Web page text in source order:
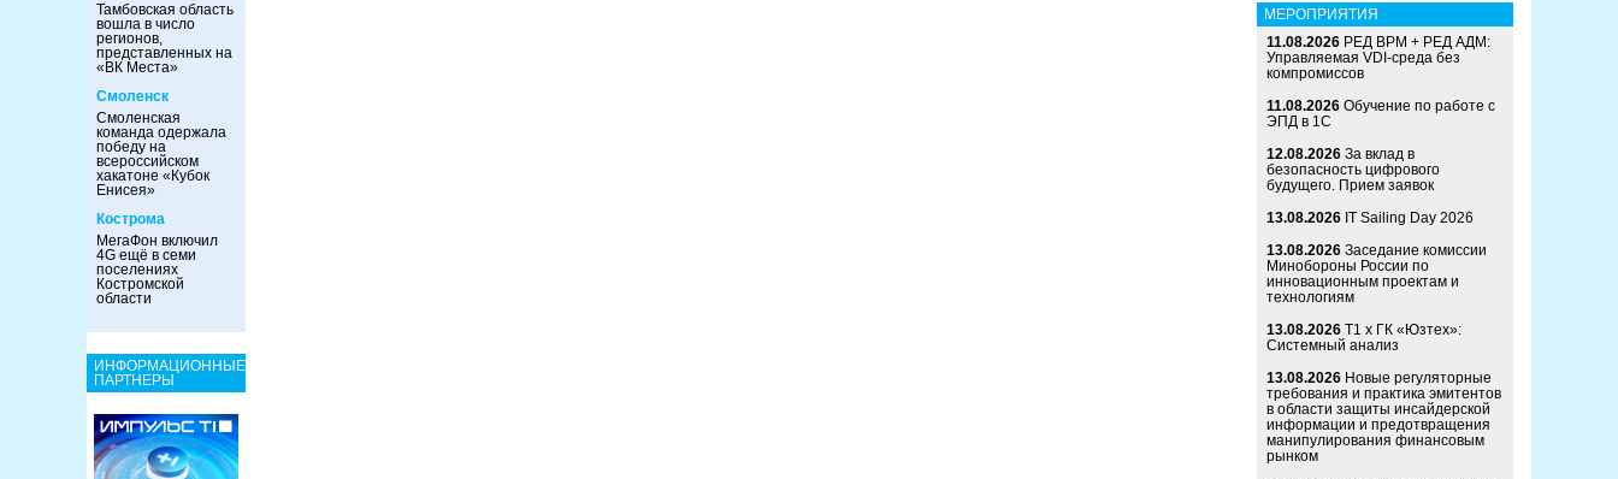
Тамбовская область
вошла в число
регионов,
представленных на
«ВК Места»
Смоленск
Смоленская
команда одержала
победу на
всероссийском
хакатоне «Кубок
Енисея»
Кострома
МегаФон включил
4G ещё в семи
поселениях
Костромской
области
ИНФОРМАЦИОННЫЕ
ПАРТНЕРЫ
МЕРОПРИЯТИЯ
11.08.2026 РЕД ВРМ + РЕД АДМ:
Управляемая VDI-среда без
компромиссов
11.08.2026 Обучение по работе с
ЭПД в 1С
12.08.2026 За вклад в
безопасность цифрового
будущего. Прием заявок
13.08.2026 IT Sailing Day 2026
13.08.2026 Заседание комиссии
Минобороны России по
инновационным проектам и
технологиям
13.08.2026 Т1 x ГК «Юзтех»:
Системный анализ
13.08.2026 Новые регуляторные
требования и практика эмитентов
в области защиты инсайдерской
информации и предотвращения
манипулирования финансовым
рынком